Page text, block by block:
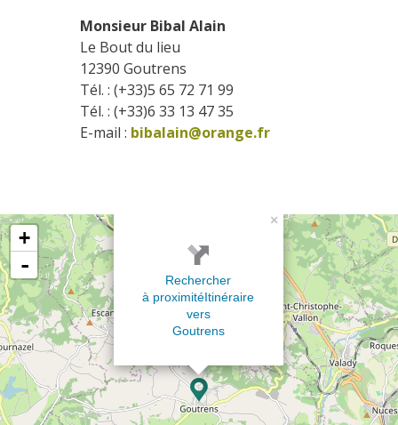
Monsieur Bibal Alain
Le Bout du lieu
12390 Goutrens
Tél. : (+33)5 65 72 71 99
Tél. : (+33)6 33 13 47 35
E-mail : bibalain@orange.fr
×
Rechercher
à proximitéItinéraire
vers
Goutrens
+
-